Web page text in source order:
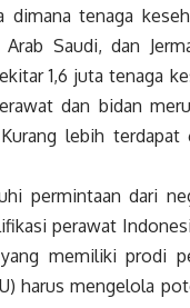
tenaga
Saudi, dan
1,6 juta tenaga
dan bidan
lebih terdapat
permintaan dari
perawat
memiliki prodi
harus mengelola